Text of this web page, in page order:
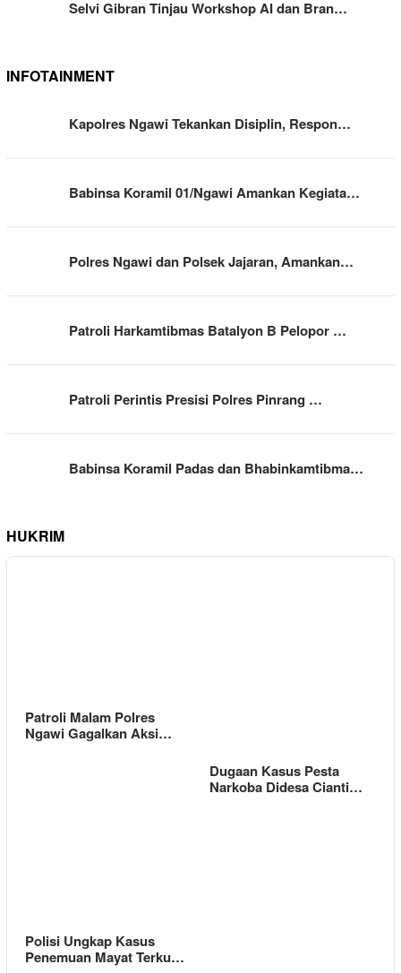
Selvi Gibran Tinjau Workshop AI dan Bran…
INFOTAINMENT
Kapolres Ngawi Tekankan Disiplin, Respon…
Babinsa Koramil 01/Ngawi Amankan Kegiata…
Polres Ngawi dan Polsek Jajaran, Amankan…
Patroli Harkamtibmas Batalyon B Pelopor …
Patroli Perintis Presisi Polres Pinrang …
Babinsa Koramil Padas dan Bhabinkamtibma…
HUKRIM
Patroli Malam Polres
Ngawi Gagalkan Aksi…
Dugaan Kasus Pesta
Narkoba Didesa Cianti…
Polisi Ungkap Kasus
Penemuan Mayat Terku…